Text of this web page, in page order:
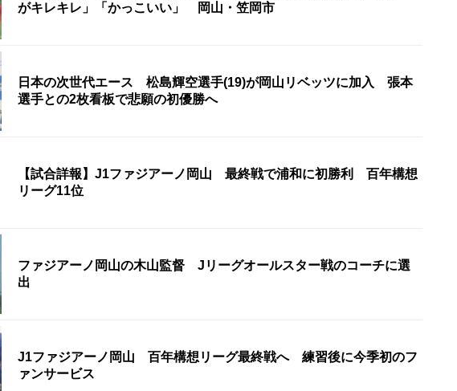
がキレキレ」「かっこいい」 岡山・笠岡市
日本の次世代エース 松島輝空選手(19)が岡山リベッツに加入 張本
選手との2枚看板で悲願の初優勝へ
【試合詳報】J1ファジアーノ岡山 最終戦で浦和に初勝利 百年構想
リーグ11位
ファジアーノ岡山の木山監督 Jリーグオールスター戦のコーチに選
出
J1ファジアーノ岡山 百年構想リーグ最終戦へ 練習後に今季初のフ
ァンサービス